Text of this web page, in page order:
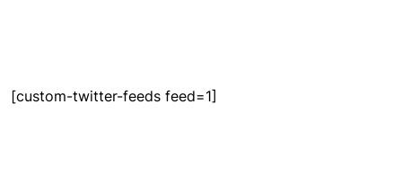
[custom-twitter-feeds feed=1]